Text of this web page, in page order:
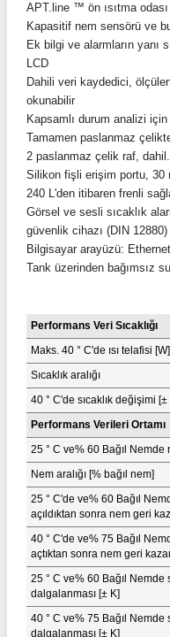
APT.line ™ ön ısıtma
Kapasitif nem sensörü ve
Ek bilgi ve alarmların yanı
LCD
Dahili veri kaydedici,
okunabilir
Kapsamlı durum analizi
Tamamen paslanmaz
2 paslanmaz çelik raf,
Silikon fişli erişim portu, 30
240 L'den itibaren frenli
Görsel ve sesli sıcaklık
güvenlik cihazı (DIN 12880)
Bilgisayar arayüzü: Ethernet
Tank üzerinden bağımsız
Performans Veri Sıcaklığı
Maks. 40 ° C'de ısı telafisi [W]
Sıcaklık aralığı
40 ° C'de sıcaklık değişimi [±
Performans Verileri Ortamı
25 ° C ve% 60 Bağıl Nemde
Nem aralığı [% bağıl nem]
25 ° C'de ve% 60 Bağıl
açıldıktan sonra nem geri
40 ° C'de ve% 75 Bağıl
açtıktan sonra nem geri
25 ° C ve% 60 Bağıl Nemde
dalgalanması [± K]
40 ° C ve% 75 Bağıl Nemde
dalgalanması [± K]